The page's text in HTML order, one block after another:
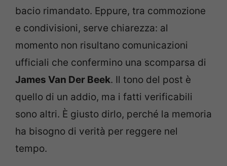
bacio rimandato. Eppure, tra commozione
e condivisioni, serve chiarezza: al
momento non risultano comunicazioni
ufficiali che confermino una scomparsa di
James Van Der Beek. Il tono del post è
quello di un addio, ma i fatti verificabili
sono altri. È giusto dirlo, perché la memoria
ha bisogno di verità per reggere nel
tempo.